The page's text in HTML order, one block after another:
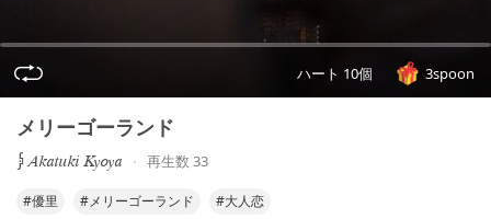
ハート 10個 3spoon
メリーゴーランド
⨒ 𝐴𝑘𝑎𝑡𝑢𝑘𝑖 𝐾𝑦𝑜𝑦𝑎 再生数 33
#優里 #メリーゴーランド #大人恋